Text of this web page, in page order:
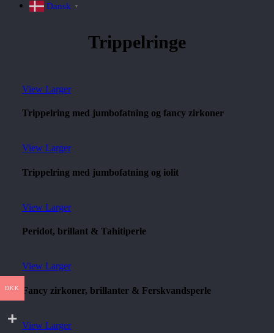
Dansk ▼
Trippelringe
View Larger
Trippelring med jumbofatning og fancy zirkoner
View Larger
Trippelring med jumbofatning og iolit
View Larger
Peridot, brillant & Tahitiperle
View Larger
Fancy zirkoner, brillanter & Ferskvandsperle
View Larger
DKK